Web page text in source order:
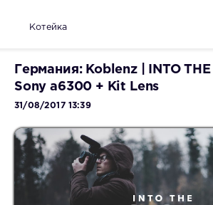
Котейка
Германия: Koblenz | INTO THE
Sony a6300 + Kit Lens
31/08/2017 13:39